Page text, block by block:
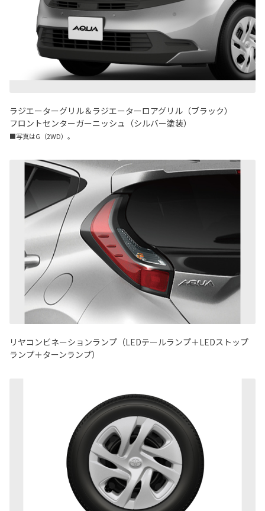
ラジエーターグリル＆ラジエーターロアグリル（ブラック）
フロントセンターガーニッシュ（シルバー塗装）
■写真はG（2WD）。
リヤコンビネーションランプ（LEDテールランプ＋LEDストップ
ランプ＋ターンランプ）